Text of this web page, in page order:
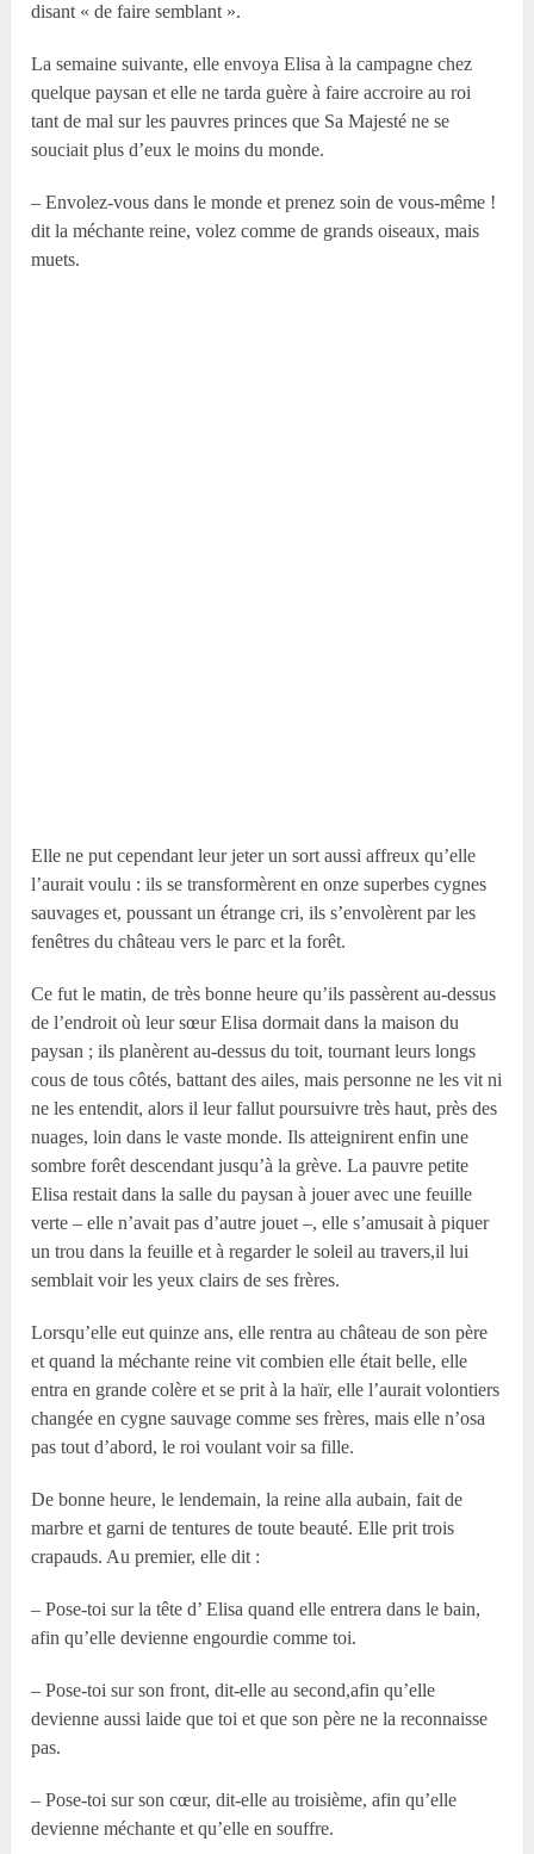
disant « de faire semblant ».
La semaine suivante, elle envoya Elisa à la campagne chez
quelque paysan et elle ne tarda guère à faire accroire au roi
tant de mal sur les pauvres princes que Sa Majesté ne se
souciait plus d’eux le moins du monde.
– Envolez-vous dans le monde et prenez soin de vous-même !
dit la méchante reine, volez comme de grands oiseaux, mais
muets.
Elle ne put cependant leur jeter un sort aussi affreux qu’elle
l’aurait voulu : ils se transformèrent en onze superbes cygnes
sauvages et, poussant un étrange cri, ils s’envolèrent par les
fenêtres du château vers le parc et la forêt.
Ce fut le matin, de très bonne heure qu’ils passèrent au-dessus
de l’endroit où leur sœur Elisa dormait dans la maison du
paysan ; ils planèrent au-dessus du toit, tournant leurs longs
cous de tous côtés, battant des ailes, mais personne ne les vit ni
ne les entendit, alors il leur fallut poursuivre très haut, près des
nuages, loin dans le vaste monde. Ils atteignirent enfin une
sombre forêt descendant jusqu’à la grève. La pauvre petite
Elisa restait dans la salle du paysan à jouer avec une feuille
verte – elle n’avait pas d’autre jouet –, elle s’amusait à piquer
un trou dans la feuille et à regarder le soleil au travers,il lui
semblait voir les yeux clairs de ses frères.
Lorsqu’elle eut quinze ans, elle rentra au château de son père
et quand la méchante reine vit combien elle était belle, elle
entra en grande colère et se prit à la haïr, elle l’aurait volontiers
changée en cygne sauvage comme ses frères, mais elle n’osa
pas tout d’abord, le roi voulant voir sa fille.
De bonne heure, le lendemain, la reine alla aubain, fait de
marbre et garni de tentures de toute beauté. Elle prit trois
crapauds. Au premier, elle dit :
– Pose-toi sur la tête d’ Elisa quand elle entrera dans le bain,
afin qu’elle devienne engourdie comme toi.
– Pose-toi sur son front, dit-elle au second,afin qu’elle
devienne aussi laide que toi et que son père ne la reconnaisse
pas.
– Pose-toi sur son cœur, dit-elle au troisième, afin qu’elle
devienne méchante et qu’elle en souffre.